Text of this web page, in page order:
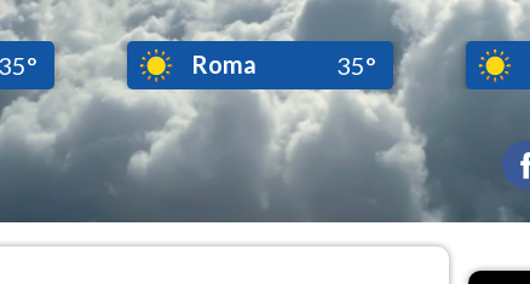
35° Roma 35°